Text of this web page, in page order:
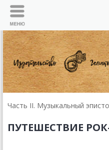
Часть II. Музыкальный
ПУТЕШЕСТВИЕ